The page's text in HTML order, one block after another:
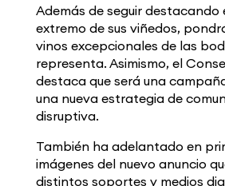
Además de seguir
extremo de sus viñedos,
vinos excepcionales de las
representa. Asimismo, el
destaca que será una
una nueva estrategia de
disruptiva.
También ha adelantado en
imágenes del nuevo anuncio
distintos soportes y medios